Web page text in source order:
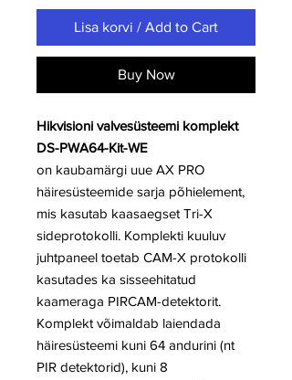
Lisa korvi / Add to Cart
Buy Now
Hikvisioni valvesüsteemi komplekt
DS-PWA64-Kit-WE
on kaubamärgi uue AX PRO
häiresüsteemide sarja põhielement,
mis kasutab kaasaegset Tri-X
sideprotokolli. Komplekti kuuluv
juhtpaneel toetab CAM-X protokolli
kasutades ka sisseehitatud
kaameraga PIRCAM-detektorit.
Komplekt võimaldab laiendada
häiresüsteemi kuni 64 andurini (nt
PIR detektorid), kuni 8